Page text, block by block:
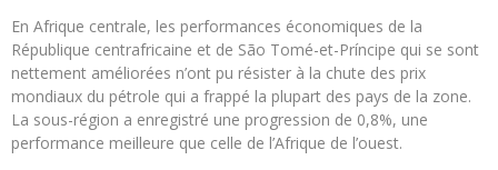
En Afrique centrale, les performances économiques de la
République centrafricaine et de São Tomé-et-Príncipe qui se sont
nettement améliorées n’ont pu résister à la chute des prix
mondiaux du pétrole qui a frappé la plupart des pays de la zone.
La sous-région a enregistré une progression de 0,8%, une
performance meilleure que celle de l’Afrique de l’ouest.